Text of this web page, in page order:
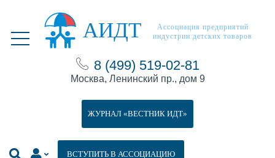
АИДТ
Ассоциация предприятий
индустрии детских товаров
8 (499) 519-02-81
Москва, Ленинский пр., дом 9
ВСТУПИТЬ В АССОЦИАЦИЮ
ЖУРНАЛ «ВЕСТНИК ИДТ»